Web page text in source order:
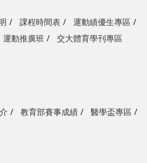
課程時間表
運動績優生專區
運動推廣班 交大體育學刊專區
教育部賽事成績
醫學盃專區